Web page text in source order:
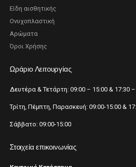
Είδη αισθητικής
Ονυχοπλαστική
Αρώματα
Όροι Χρήσης
Ωράριο Λειτουργίας
Δευτέρα & Τετάρτη: 09:00 – 15:00 & 17:30
Τρίτη, Πέμπτη, Παρασκευή: 09:00-15:00 &
Σάββατο: 09:00-15:00
Στοιχεία επικοινωνίας